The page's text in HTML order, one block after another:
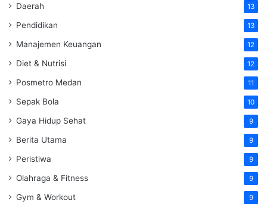
Daerah 13
Pendidikan 13
Manajemen Keuangan 12
Diet & Nutrisi 12
Posmetro Medan 11
Sepak Bola 10
Gaya Hidup Sehat 9
Berita Utama 9
Peristiwa 9
Olahraga & Fitness 9
Gym & Workout 9